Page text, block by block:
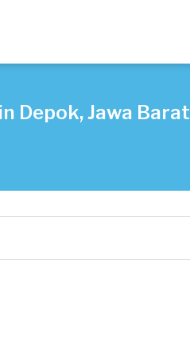
Depok, Jawa Barat